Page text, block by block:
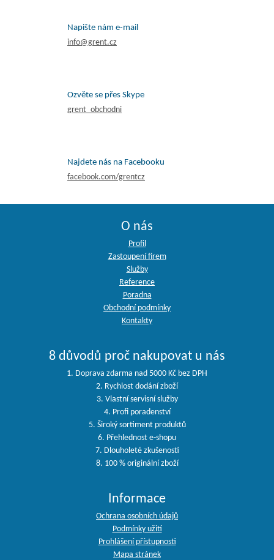
Napište nám e-mail
info@grent.cz
Ozvěte se přes Skype
grent_obchodni
Najdete nás na Facebooku
facebook.com/grentcz
O nás
Profil
Zastoupení firem
Služby
Reference
Poradna
Obchodní podmínky
Kontakty
8 důvodů proč nakupovat u nás
1. Doprava zdarma nad 5000 Kč bez DPH
2. Rychlost dodání zboží
3. Vlastní servisní služby
4. Profi poradenství
5. Široký sortiment produktů
6. Přehlednost e-shopu
7. Dlouholeté zkušenosti
8. 100 % originální zboží
Informace
Ochrana osobních údajů
Podmínky užití
Prohlášení přístupnosti
Mapa stránek